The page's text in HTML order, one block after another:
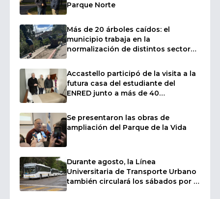
Parque Norte
Más de 20 árboles caídos: el
municipio trabaja en la
normalización de distintos sectores
Accastello participó de la visita a la
futura casa del estudiante del
ENRED junto a más de 40
Se presentaron las obras de
ampliación del Parque de la Vida
Durante agosto, la Línea
Universitaria de Transporte Urbano
también circulará los sábados por el